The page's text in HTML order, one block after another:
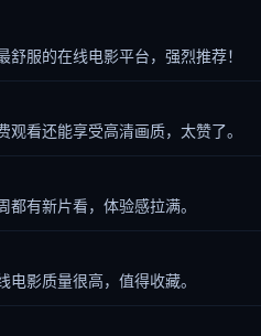
服的在线电影平台，强烈推荐！
看还能享受高清画质，太赞了。
有新片看，体验感拉满。
影质量很高，值得收藏。